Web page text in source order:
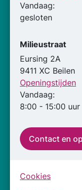
Vandaag:
gesloten
Milieustraat
Eursing 2A
9411 XC Beilen
Openingstijden
Vandaag:
8:00 - 15:00 uur
Contact en
Cookies